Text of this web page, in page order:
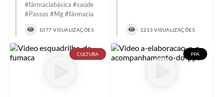
#fármaciabásica #saúde
#Passos #Mg #fármacia
1077 VISUALIZAÇÕES 1213 VISUALIZAÇÕES
CULTURA PPA